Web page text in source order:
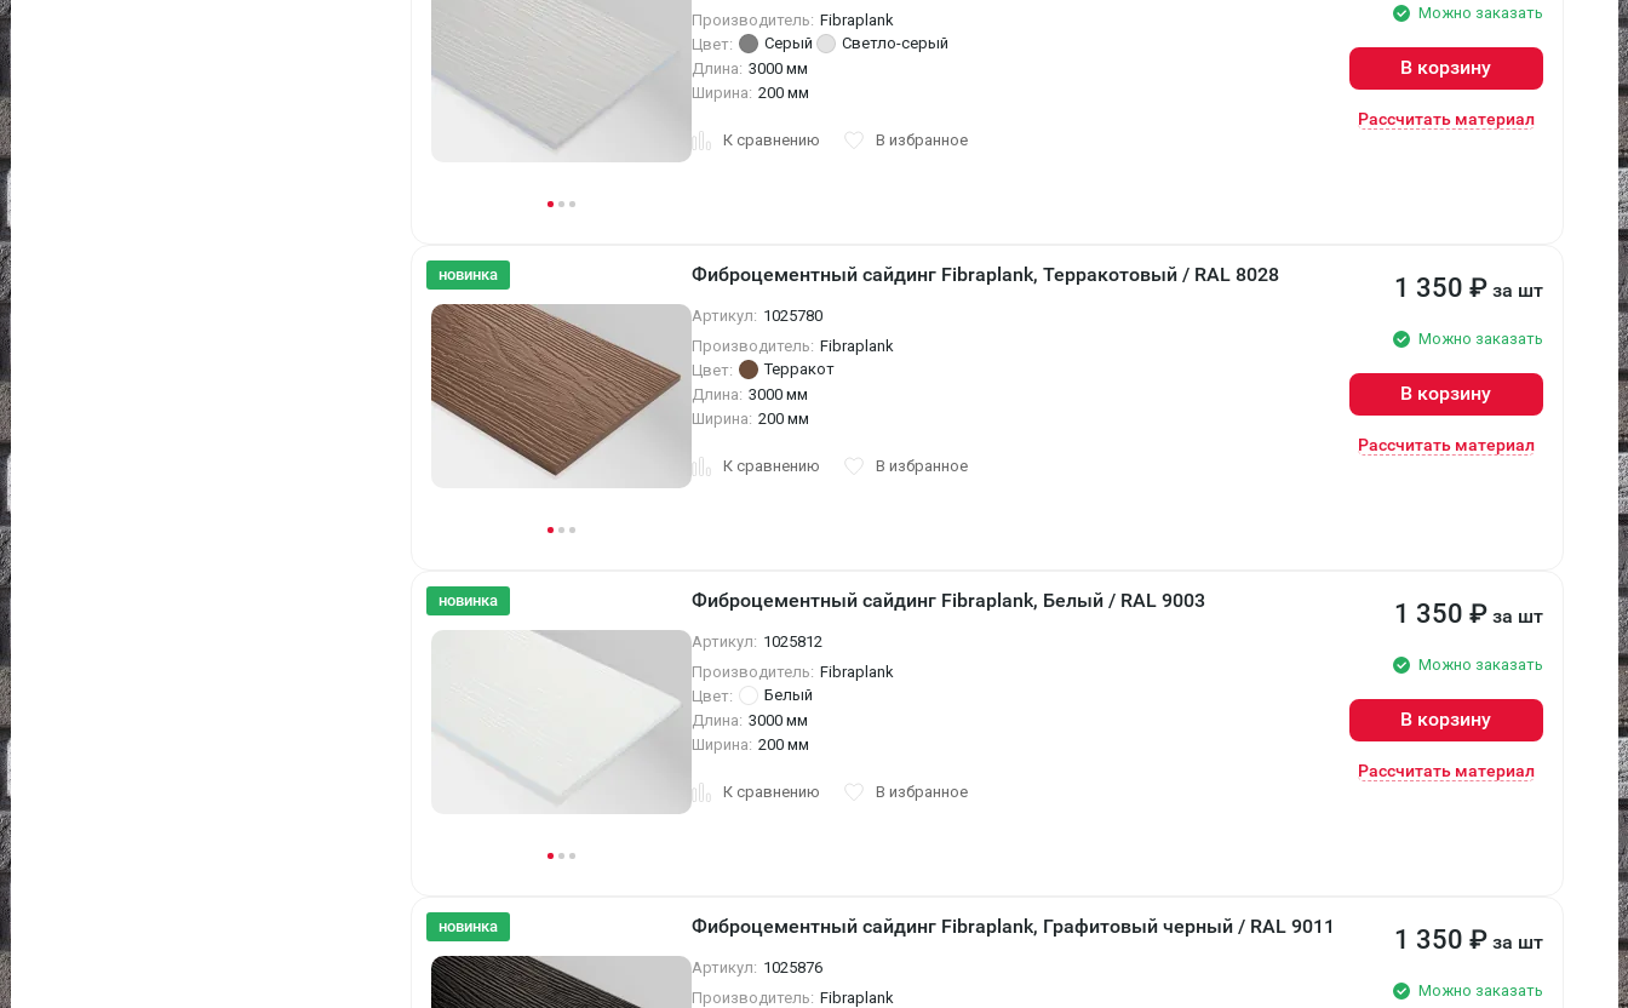
Производитель: Fibraplank
Цвет:
Серый
Светло-серый
Длина: 3000 мм
Ширина: 200 мм
К сравнению В избранное
Можно заказать
В корзину
Рассчитать материал
новинка Фиброцементный сайдинг Fibraplank, Терракотовый / RAL 8028
Артикул: 1025780
Производитель: Fibraplank
Цвет:
Терракот
Длина: 3000 мм
Ширина: 200 мм
К сравнению В избранное
1 350 ₽ за шт
Можно заказать
В корзину
Рассчитать материал
новинка Фиброцементный сайдинг Fibraplank, Белый / RAL 9003
Артикул: 1025812
Производитель: Fibraplank
Цвет:
Белый
Длина: 3000 мм
Ширина: 200 мм
К сравнению В избранное
1 350 ₽ за шт
Можно заказать
В корзину
Рассчитать материал
новинка Фиброцементный сайдинг Fibraplank, Графитовый черный / RAL 9011
Артикул: 1025876
Производитель: Fibraplank
1 350 ₽ за шт
Можно заказать